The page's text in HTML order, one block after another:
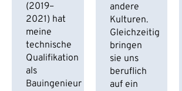
andere
Kulturen.
Gleichzeitig
bringen
sie uns
beruflich
auf ein
(2019–
2021) hat
meine
technische
Qualifikation
als
Bauingenieur